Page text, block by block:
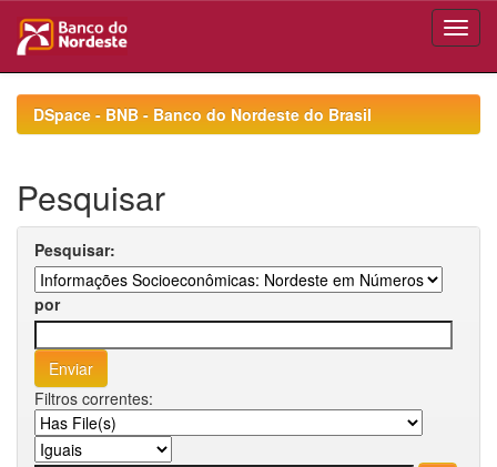
navigationDSpace - BNB - Banco do Nordeste do Brasil
Pesquisar
Pesquisar:
por
Filtros correntes: